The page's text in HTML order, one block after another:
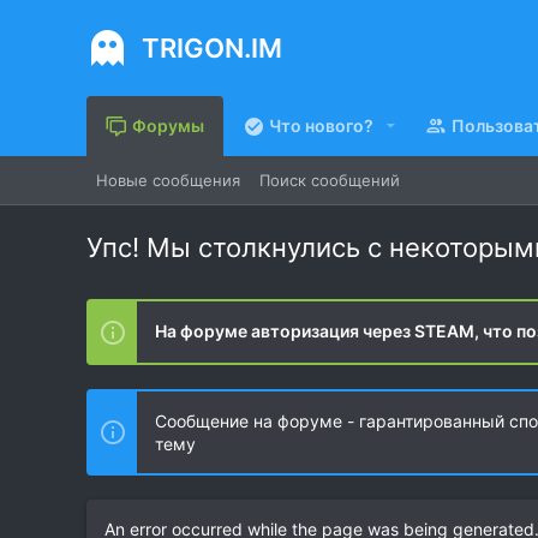
TRIGON.IM
Форумы Что нового?
Новые сообщения Поиск сообщений
Упс! Мы столкнулись с
На форуме авторизация через STEAM, что
Сообщение на форуме - гарантированный
тему
An error occurred while the page was being